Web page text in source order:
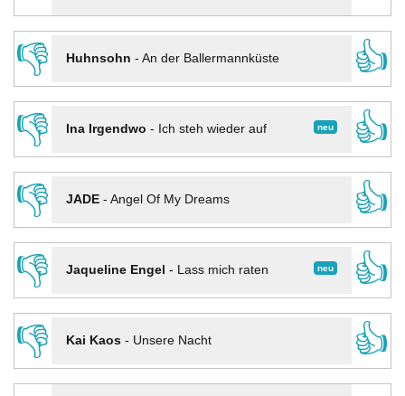
👎
Huhnsohn - An der Ballermannküste
👍
👎
neu
Ina Irgendwo - Ich steh wieder auf
👍
👎
JADE- Angel Of My Dreams
👍
👎
neu
Jaqueline Engel - Lass mich raten
👍
👎
Kai Kaos- Unsere Nacht
👍